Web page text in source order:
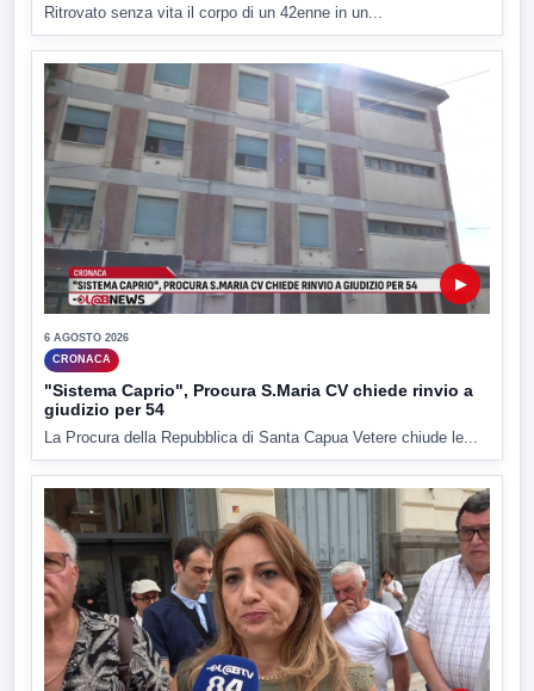
Ritrovato senza vita il corpo di un 42enne in un...
▶
6 AGOSTO 2026
CRONACA
"Sistema Caprio", Procura S.Maria CV chiede rinvio a
giudizio per 54
La Procura della Repubblica di Santa Capua Vetere chiude le...